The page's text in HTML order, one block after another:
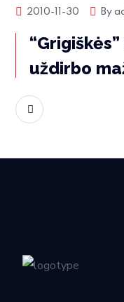
2010-11-30 By
uždirbo